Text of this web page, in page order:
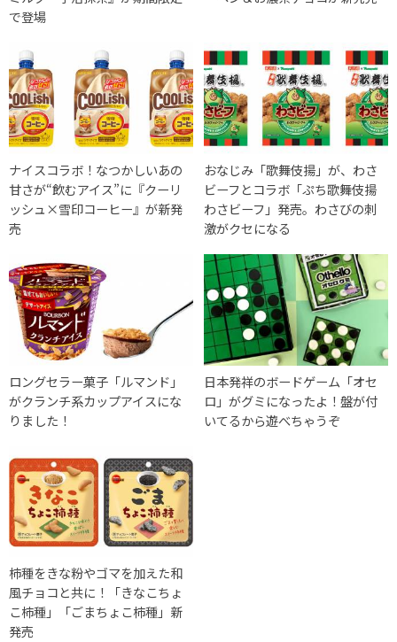
で登場
ナイスコラボ！なつかしいあの
甘さが“飲むアイス”に『クーリ
ッシュ×雪印コーヒー』が新発
売
おなじみ「歌舞伎揚」が、わさ
ビーフとコラボ「ぷち歌舞伎揚
わさビーフ」発売。わさびの刺
激がクセになる
ロングセラー菓子「ルマンド」
がクランチ系カップアイスにな
りました！
日本発祥のボードゲーム「オセ
ロ」がグミになったよ！盤が付
いてるから遊べちゃうぞ
柿種をきな粉やゴマを加えた和
風チョコと共に！「きなこちょ
こ柿種」「ごまちょこ柿種」新
発売